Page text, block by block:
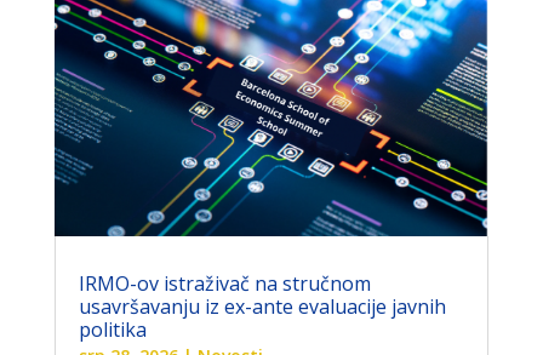
IRMO-ov istraživač na stručnom
usavršavanju iz ex-ante evaluacije javnih
politika